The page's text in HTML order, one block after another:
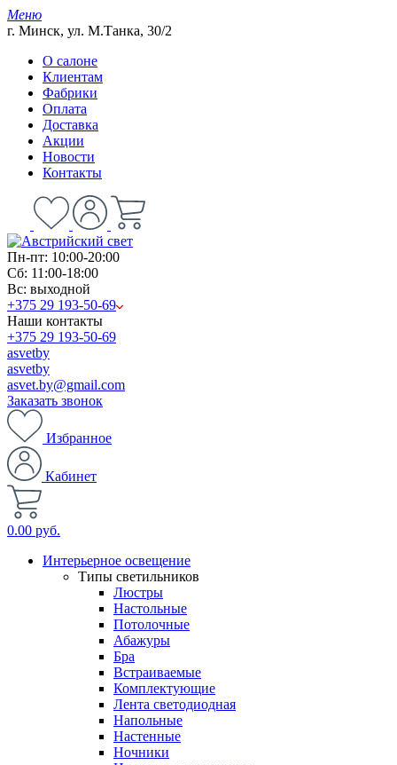
Меню
г. Минск, ул. М.Танка, 30/2
О салоне
Клиентам
Фабрики
Оплата
Доставка
Акции
Новости
Контакты
Пн-пт: 10:00-20:00
Сб: 11:00-18:00
Вс: выходной
+375 29 193-50-69
Наши контакты
+375 29 193-50-69
asvetby
asvetby
asvet.by@gmail.com
Заказать звонок
Избранное
Кабинет
0.00 руб.
Интерьерное освещение
Типы светильников
Люстры
Настольные
Потолочные
Абажуры
Бра
Встраиваемые
Комплектующие
Лента светодиодная
Напольные
Настенные
Ночники